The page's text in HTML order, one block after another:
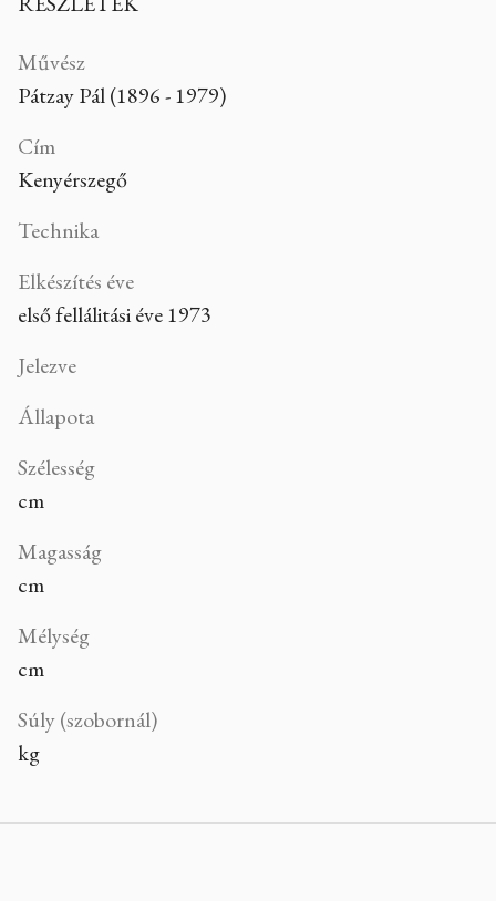
Művész
Pátzay Pál (1896 - 1979)
Cím
Kenyérszegő
Technika
Elkészítés éve
első fellálitási éve 1973
Jelezve
Állapota
Szélesség
cm
Magasság
cm
Mélység
cm
Súly (szobornál)
kg